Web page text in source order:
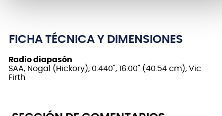
FICHA TÉCNICA Y DIMENSIONES
Radio diapasón
SAA, Nogal (Hickory), 0.440", 16.00" (40.54 cm), Vic
Firth